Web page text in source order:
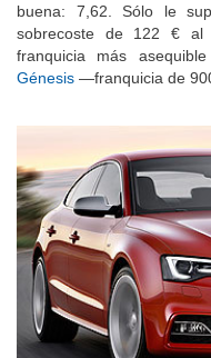
buena: 7,62. Sólo le
sobrecoste de 122 €
franquicia más
Génesis —franquicia de